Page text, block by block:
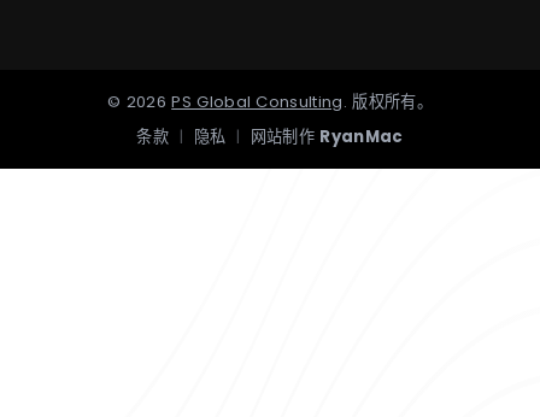
© 2026 PS Global Consulting.版权所有。
条款 | 隐私 | 网站制作 RyanMac